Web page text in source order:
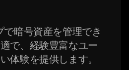
で暗号資産を管理でき
で、経験豊富なユー
体験を提供します。